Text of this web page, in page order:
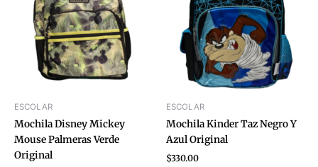
ESCOLAR
Mochila Disney Mickey
Mouse Palmeras Verde
Original
ESCOLAR
Mochila Kinder Taz Negro Y
Azul Original
$330.00